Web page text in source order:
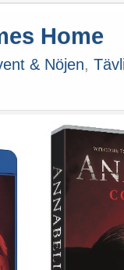
Home
& Nöjen,